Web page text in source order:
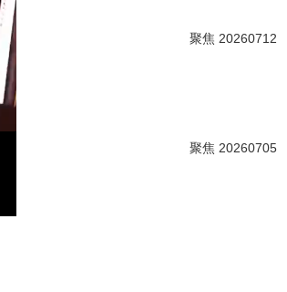
聚焦 20260712
聚焦 20260705